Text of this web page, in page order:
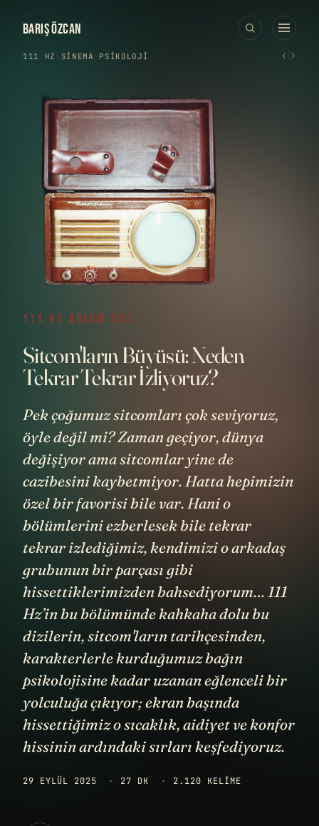
BARIŞ ÖZCAN
111 HZ › SINEMA · PSIKOLOJI ‹ ›
111 HZ · BÖLÜM 203
Sitcom'ların Büyüsü: Neden
Tekrar Tekrar İzliyoruz?
Pek çoğumuz sitcomları çok seviyoruz,
öyle değil mi? Zaman geçiyor, dünya
değişiyor ama sitcomlar yine de
cazibesini kaybetmiyor. Hatta hepimizin
özel bir favorisi bile var. Hani o
bölümlerini ezberlesek bile tekrar
tekrar izlediğimiz, kendimizi o arkadaş
grubunun bir parçası gibi
hissettiklerimizden bahsediyorum… 111
Hz’in bu bölümünde kahkaha dolu bu
dizilerin, sitcom'ların tarihçesinden,
karakterlerle kurduğumuz bağın
psikolojisine kadar uzanan eğlenceli bir
yolculuğa çıkıyor; ekran başında
hissettiğimiz o sıcaklık, aidiyet ve konfor
hissinin ardındaki sırları keşfediyoruz.
29 EYLÜL 2025 · 27 DK · 2.120 KELIME